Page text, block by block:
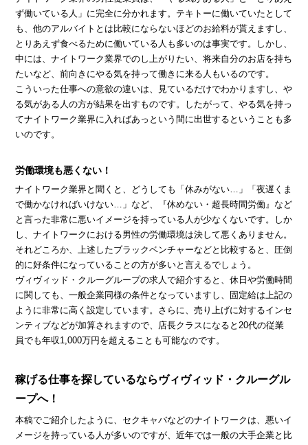
ず働いている人」に完全に分かれます。テキトーに働いていたとして
も、他のアルバイトとは比較にならないほどのお給料が貰えますし、
とりあえず食べるために働いている人も多いのは事実です。しかし、
中には、ナイトワーク業界でのし上がりたい、将来自分のお店を持ち
たいなど、前向きにやる気を持って働きに来る人もいるのです。
こういった仕事への意欲の違いは、見ているだけでわかりますし、や
る気がある人の方が結果を出すものです。したがって、やる気を持っ
てナイトワーク業界に入ればあっという間に出世するということも多
いのです。
労働環境も悪くない！
ナイトワーク業界と聞くと、どうしても「休みがない…」「夜遅くま
で働かなければいけない…」など、『休めない・超長時間労働』など
と言った非常に悪いイメージを持っている人が少なくないです。しか
し、ナイトワークにおける男性の労働環境は決して悪くありません。
それどころか、上述したブラックベンチャーなどと比較すると、圧倒
的に好条件になっていることの方が多いと言えるでしょう。
ヴィヴィッド・クルーグループの求人で紹介すると、休日や労働時間
に関しても、一般企業同様の条件となっていますし、固定給は上記の
ように非常に高く設定しています。さらに、売り上げに対するインセ
ンティブなどが加算されますので、店長クラスになると20代の従業
員でも年収1,000万円を超えることも可能なのです。
稼げる仕事を探しているならヴィヴィッド・クルーグル
ープへ！
本稿でご紹介したように、セクキャバなどのナイトワークは、悪いイ
メージを持っている人が多いのですが、近年では一般の大手企業と比